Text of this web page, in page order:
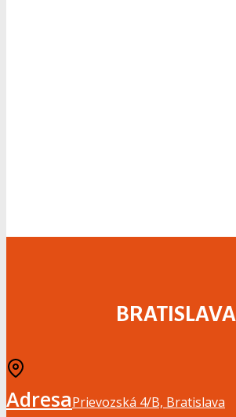
BRATISLAVA
AdresaPrievozská 4/B, Bratislava